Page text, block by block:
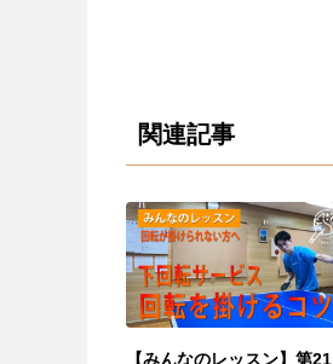
関連記事
【みんなのレッスン】第21